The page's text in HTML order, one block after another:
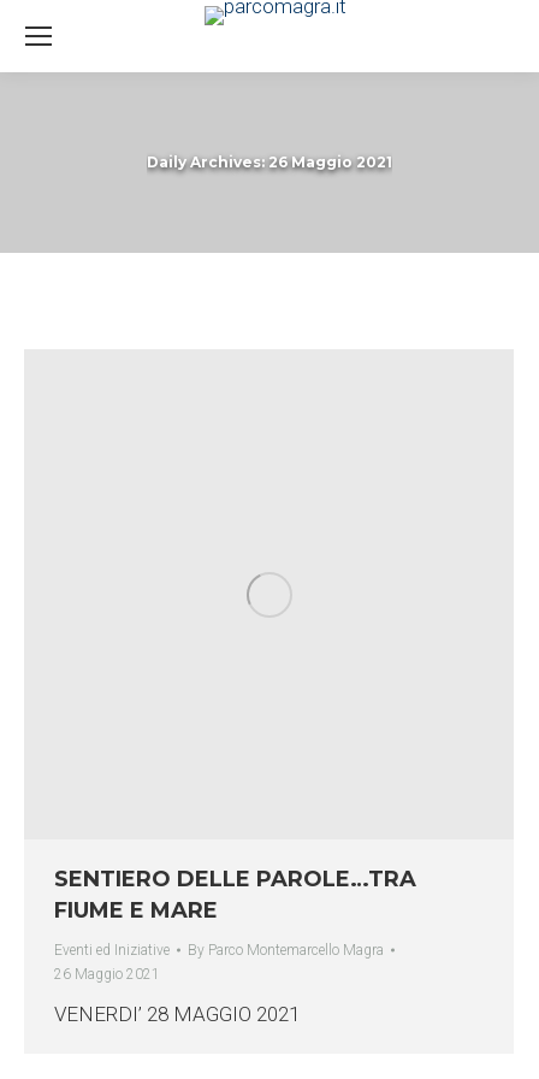
Daily Archives:26 Maggio 2021
SENTIERO DELLE PAROLE…TRA
FIUME E MARE
Eventi ed Iniziative By Parco Montemarcello Magra
26 Maggio 2021
VENERDI’ 28 MAGGIO 2021